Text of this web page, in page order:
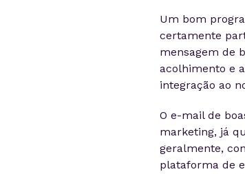
Um bom
certamente
mensagem de
acolhimento e
integração ao
O e-mail de
marketing, já
geralmente,
plataforma de